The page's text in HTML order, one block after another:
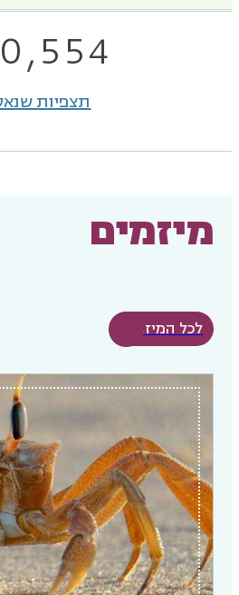
תצפיות
מיזמים
לכל המיזמים